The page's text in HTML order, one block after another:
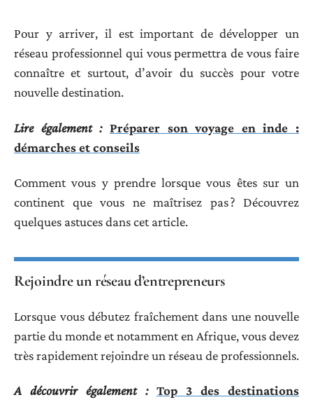
Pour y arriver, il est important de développer un
réseau professionnel qui vous permettra de vous faire
connaître et surtout, d’avoir du succès pour votre
nouvelle destination.
Lire également : Préparer son voyage en inde :
démarches et conseils
Comment vous y prendre lorsque vous êtes sur un
continent que vous ne maîtrisez pas ? Découvrez
quelques astuces dans cet article.
Rejoindre un réseau d’entrepreneurs
Lorsque vous débutez fraîchement dans une nouvelle
partie du monde et notamment en Afrique, vous devez
très rapidement rejoindre un réseau de professionnels.
A découvrir également : Top 3 des destinations